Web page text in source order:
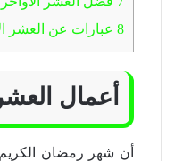
8عبارات عن العشر
أعمال
أن شهر رمضان الكريم